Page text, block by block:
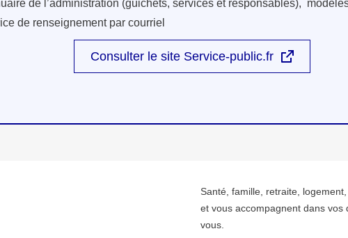
de l’administration (guichets, services et responsables),
de renseignement par courriel
Consulter le site Service-public.fr
Santé, famille, retraite,
et vous accompagnent dans
vous.